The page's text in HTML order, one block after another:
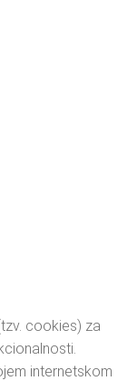
cookies) za
internetskom